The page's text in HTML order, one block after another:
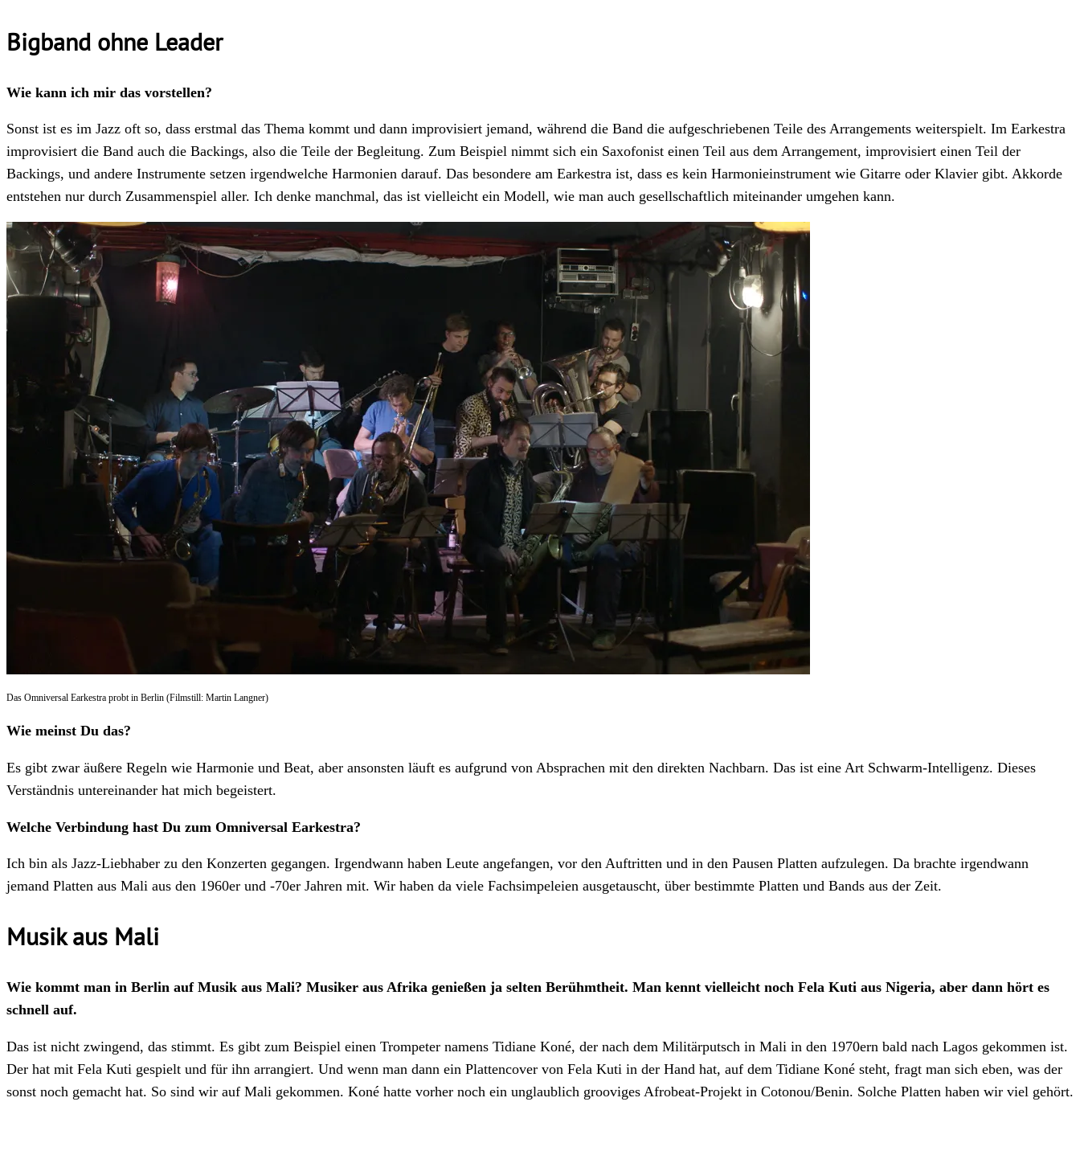
Bigband ohne Leader
Wie kann ich mir das vorstellen?
Sonst ist es im Jazz oft so, dass erstmal das Thema kommt und dann improvisiert jemand, während die Band die aufgeschriebenen Teile des Arrangements weiterspielt. Im Earkestra
improvisiert die Band auch die Backings, also die Teile der Begleitung. Zum Beispiel nimmt sich ein Saxofonist einen Teil aus dem Arrangement, improvisiert einen Teil der
Backings, und andere Instrumente setzen irgendwelche Harmonien darauf. Das besondere am Earkestra ist, dass es kein Harmonieinstrument wie Gitarre oder Klavier gibt. Akkorde
entstehen nur durch Zusammenspiel aller. Ich denke manchmal, das ist vielleicht ein Modell, wie man auch gesellschaftlich miteinander umgehen kann.
Das Omniversal Earkestra probt in Berlin (Filmstill: Martin Langner)
Wie meinst Du das?
Es gibt zwar äußere Regeln wie Harmonie und Beat, aber ansonsten läuft es aufgrund von Absprachen mit den direkten Nachbarn. Das ist eine Art Schwarm-Intelligenz. Dieses
Verständnis untereinander hat mich begeistert.
Welche Verbindung hast Du zum Omniversal Earkestra?
Ich bin als Jazz-Liebhaber zu den Konzerten gegangen. Irgendwann haben Leute angefangen, vor den Auftritten und in den Pausen Platten aufzulegen. Da brachte irgendwann
jemand Platten aus Mali aus den 1960er und -70er Jahren mit. Wir haben da viele Fachsimpeleien ausgetauscht, über bestimmte Platten und Bands aus der Zeit.
Musik aus Mali
Wie kommt man in Berlin auf Musik aus Mali? Musiker aus Afrika genießen ja selten Berühmtheit. Man kennt vielleicht noch Fela Kuti aus Nigeria, aber dann hört es
schnell auf.
Das ist nicht zwingend, das stimmt. Es gibt zum Beispiel einen Trompeter namens Tidiane Koné, der nach dem Militärputsch in Mali in den 1970ern bald nach Lagos gekommen ist.
Der hat mit Fela Kuti gespielt und für ihn arrangiert. Und wenn man dann ein Plattencover von Fela Kuti in der Hand hat, auf dem Tidiane Koné steht, fragt man sich eben, was der
sonst noch gemacht hat. So sind wir auf Mali gekommen. Koné hatte vorher noch ein unglaublich grooviges Afrobeat-Projekt in Cotonou/Benin. Solche Platten haben wir viel gehört.